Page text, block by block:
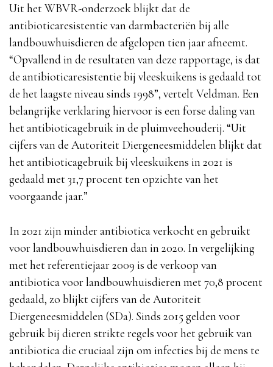
Uit het WBVR-onderzoek blijkt dat de
antibioticaresistentie van darmbacteriën bij alle
landbouwhuisdieren de afgelopen tien jaar afneemt.
“Opvallend in de resultaten van deze rapportage, is dat
de antibioticaresistentie bij vleeskuikens is gedaald tot
de het laagste niveau sinds 1998”, vertelt Veldman. Een
belangrijke verklaring hiervoor is een forse daling van
het antibioticagebruik in de pluimveehouderij. “Uit
cijfers van de Autoriteit Diergeneesmiddelen blijkt dat
het antibioticagebruik bij vleeskuikens in 2021 is
gedaald met 31,7 procent ten opzichte van het
voorgaande jaar.”
In 2021 zijn minder antibiotica verkocht en gebruikt
voor landbouwhuisdieren dan in 2020. In vergelijking
met het referentiejaar 2009 is de verkoop van
antibiotica voor landbouwhuisdieren met 70,8 procent
gedaald, zo blijkt cijfers van de Autoriteit
Diergeneesmiddelen (SDa). Sinds 2015 gelden voor
gebruik bij dieren strikte regels voor het gebruik van
antibiotica die cruciaal zijn om infecties bij de mens te